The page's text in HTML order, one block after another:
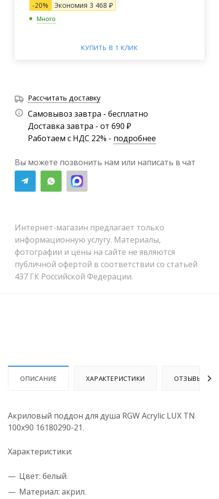
-20% Экономия 3 468 ₽
Много
КУПИТЬ В 1 КЛИК
Рассчитать доставку
Самовывоз завтра - бесплатно
Доставка завтра - от 690 ₽
Работаем с НДС 22% - подробнее
Вы можете позвонить нам или написать в чат
Интернет-магазин предлагает только
информационную услугу. Материалы,
фотографии и цены на сайте не являются
публичной офертой в соответствии со статьей
437 ГК Российской Федерации.
ОПИСАНИЕ ХАРАКТЕРИСТИКИ ОТЗЫВЫ
Акриловый поддон для душа RGW Acrylic LUX TN
100x90 16180290-21.
Характеристики:
Цвет: белый.
Материал: акрил.